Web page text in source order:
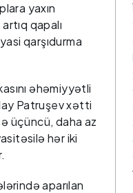
yaxın
qapalı
qarşıdurma
əhəmiyyətli
Patruşev xətti
üçüncü, daha az
hər iki
aparılan